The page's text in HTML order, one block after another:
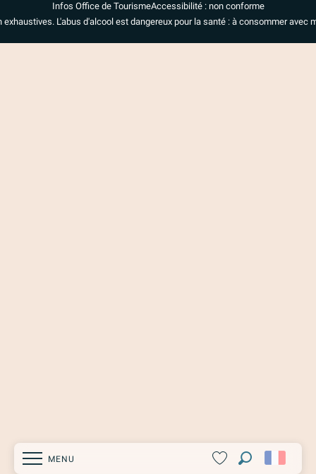
MENU
Infos Office de TourismeAccessibilité : non conforme
exhaustives. L'abus d'alcool est dangereux pour la santé : à consommer avec